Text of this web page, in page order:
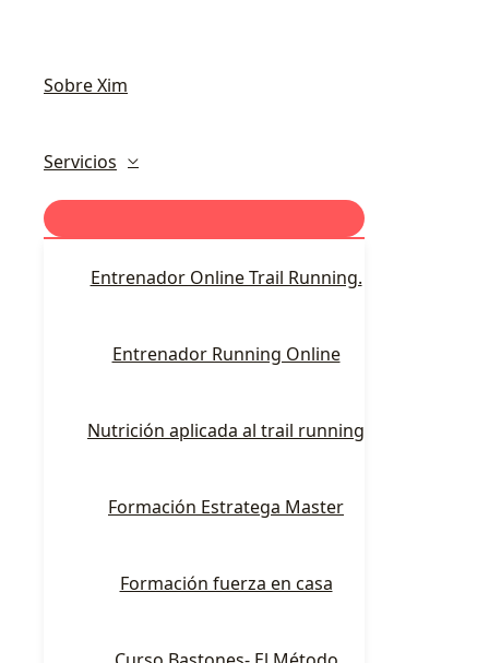
Sobre Xim
Servicios
Entrenador Online Trail Running.
Entrenador Running Online
Nutrición aplicada al trail running
Formación Estratega Master
Formación fuerza en casa